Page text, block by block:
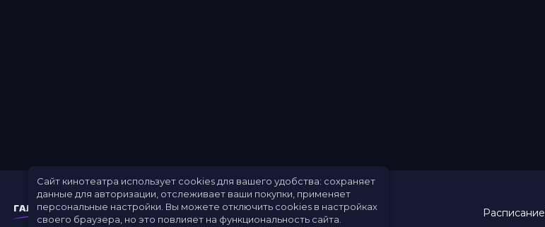
Расписание
Сайт кинотеатра использует cookies для вашего удобства: сохраняет
данные для авторизации, отслеживает ваши покупки, применяет
персональные настройки. Вы можете отключить cookies в настройках
своего браузера, но это повлияет на функциональность сайта.